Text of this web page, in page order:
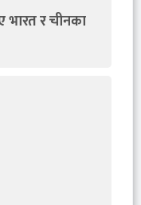
भारत र चीनका